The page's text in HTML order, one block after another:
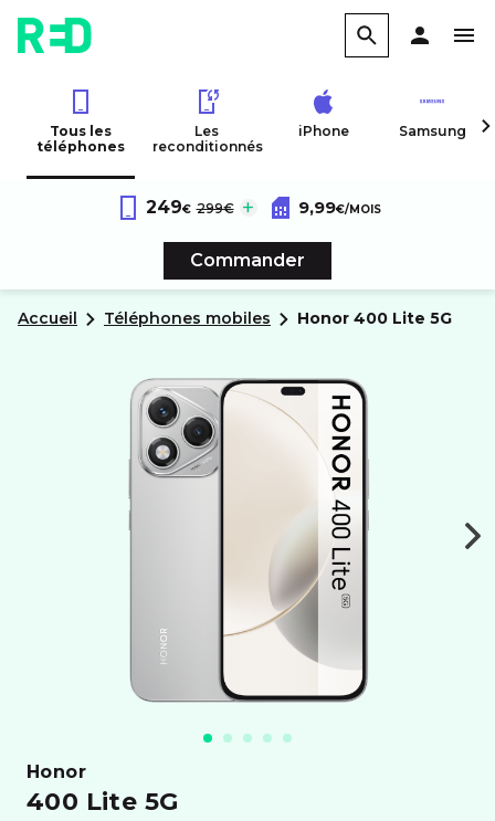
Tous les
téléphones
Les
reconditionnés
iPhone Samsung
Honor400 Lite 5G
249€ au lieu de :
299€ Forfait RED 60Go 4G
Sans engagement
9,99€/MOIS
Commander
Accueil Téléphones mobiles honor 400 Lite 5G
honor
400 Lite 5G